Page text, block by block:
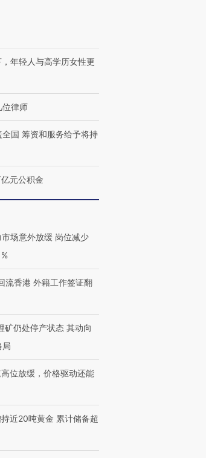
年轻人与高学历女性更
位律师
国 筹资和服务给予将持
元公积金
场意外放缓 岗位减少
流香港 外籍工作签证翻
矿仍处停产状态 其动向
局
位放缓，价格驱动还能
近20吨黄金 累计储备超